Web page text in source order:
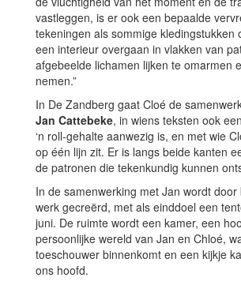
vastleggen, is er ook een bepaalde
tekeningen als sommige kledingstukken
een interieur overgaan in vlakken van
afgebeelde lichamen lijken te omarmen
nemen.”
In De Zandberg gaat Cloé de
Jan Cattebeke, in wiens teksten ook
‘n roll-gehalte aanwezig is, en met wie
op één lijn zit. Er is langs beide kanten
de patronen die tekenkundig kunnen
In de samenwerking met Jan wordt
werk gecreërd, met als einddoel een
juni. De ruimte wordt een kamer, een
persoonlijke wereld van Jan en Chloé,
toeschouwer binnenkomt en een kijkje
ons hoofd.